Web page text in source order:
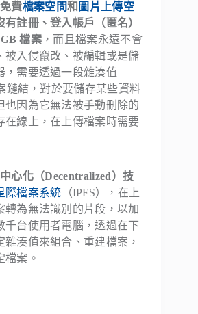
費檔案空間和 圖片上傳空
有註冊、登入帳戶（匿名）
檔案 ，而且檔案永遠不會
被入侵竄改、被編輯或是儲
，需要透過一段雜湊值
鏈結，對於要儲存某些資料
也因為它無法被手動刪除的
在線上，在上傳檔案時需要
心化（Decentralized）技
際檔案系統 （IPFS），在上
轉為無法識別的片段，以加
千台使用者電腦，透過在下
湊值來組合、重建檔案，
檔案。